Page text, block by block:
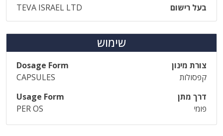
בעל רישום
TEVA ISRAEL LTD
שימוש
צורת מינון
Dosage Form
קפסולות
CAPSULES
דרך מתן
Usage Form
פומי
PER OS